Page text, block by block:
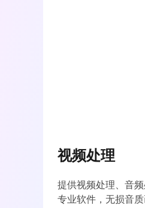
视频处理
提供视频处理、音
专业软件，无损音